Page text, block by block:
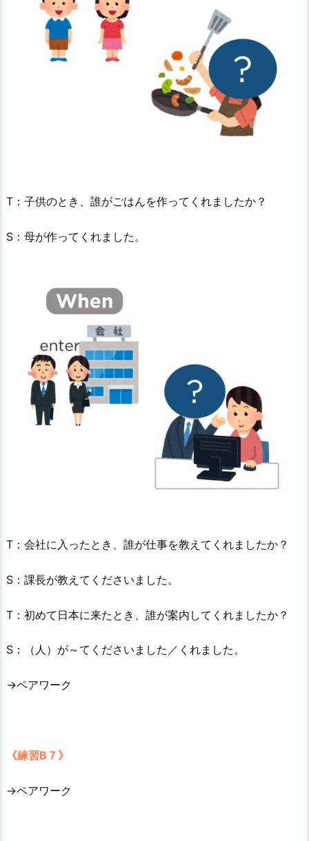
T：子供のとき、誰がごはんを作ってくれましたか？
S：母が作ってくれました。
T：会社に入ったとき、誰が仕事を教えてくれましたか？
S：課長が教えてくださいました。
T：初めて日本に来たとき、誰が案内してくれましたか？
S：（人）が～てくださいました／くれました。
→ペアワーク
《練習B７》
→ペアワーク